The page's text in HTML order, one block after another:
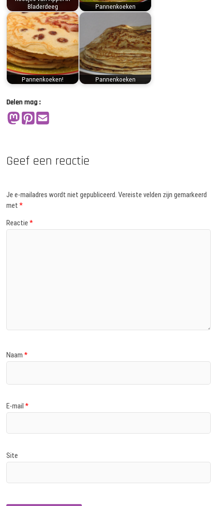
Bladerdeeg
Pannenkoeken
Pannenkoeken! Pannenkoeken
Delen mag :
Geef een reactie
Je e-mailadres wordt niet gepubliceerd. Vereiste velden zijn gemarkeerd
met*
Reactie*
Naam*
E-mail*
Site